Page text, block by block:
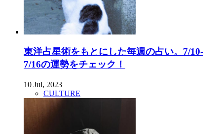
東洋占星術をもとにした毎週の占い。7/10-
7/16の運勢をチェック！
10 Jul, 2023
CULTURE